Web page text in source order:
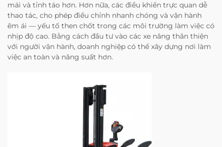
mái và tỉnh táo hơn. Hơn nữa, các điều khiển trực quan dễ
thao tác, cho phép điều chỉnh nhanh chóng và vận hành
êm ái — yếu tố then chốt trong các môi trường làm việc có
nhịp độ cao. Bằng cách đầu tư vào các xe nâng thân thiện
với người vận hành, doanh nghiệp có thể xây dựng nơi làm
việc an toàn và năng suất hơn.